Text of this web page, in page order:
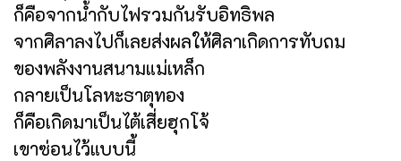
ก็คือจากน้ำกับไฟรวมกันรับอิทธิพล
จากศิลาลงไปก็เลยส่งผลให้ศิลาเกิดการทับถม
ของพลังงานสนามแม่เหล็ก
กลายเป็นโลหะธาตุทอง
ก็คือเกิดมาเป็นไต้เสี่ยฮุกโจ้
เขาซ่อนไว้แบบนี้